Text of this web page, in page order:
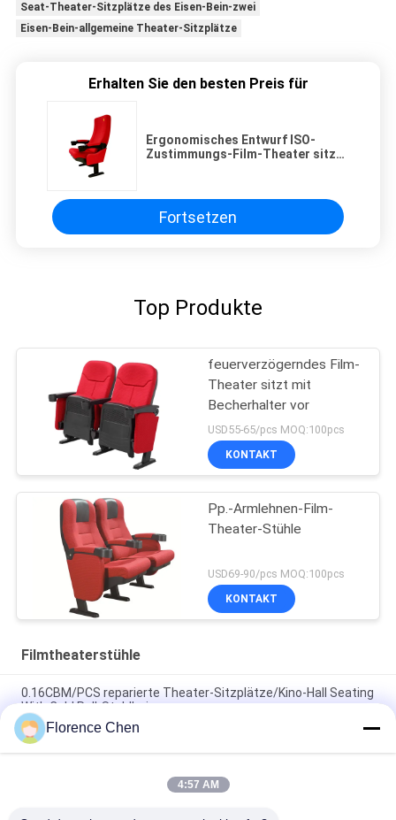
Seat-Theater-Sitzplätze des Eisen-Bein-zwei
Eisen-Bein-allgemeine Theater-Sitzplätze
Erhalten Sie den besten Preis für
Ergonomisches Entwurf ISO-
Zustimmungs-Film-Theater sitzt
Fortsetzen
Top Produkte
feuerverzögerndes Film-
Theater sitzt mit
Becherhalter vor
USD55-65/pcs MOQ:100pcs
KONTAKT
Pp.-Armlehnen-Film-
Theater-Stühle
USD69-90/pcs MOQ:100pcs
KONTAKT
Filmtheaterstühle
0.16CBM/PCS reparierte Theater-Sitzplätze/Kino-Hall Seating
With Cold Roll-Stahlbein
Ergonomisches Entwurf ISO-Zustimmungs-Film-Theater
sitzt dem angebrachten Boden - vor
Feuerfestes Gewebe-Theater setzt,/bestätigten die
Florence Chen
4:57 AM